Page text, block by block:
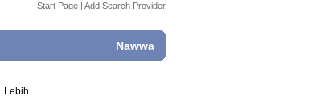
Start Page | Add Search Provider
Nawwa
Lebih